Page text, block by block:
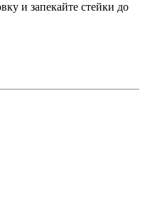
и запекайте стейки до